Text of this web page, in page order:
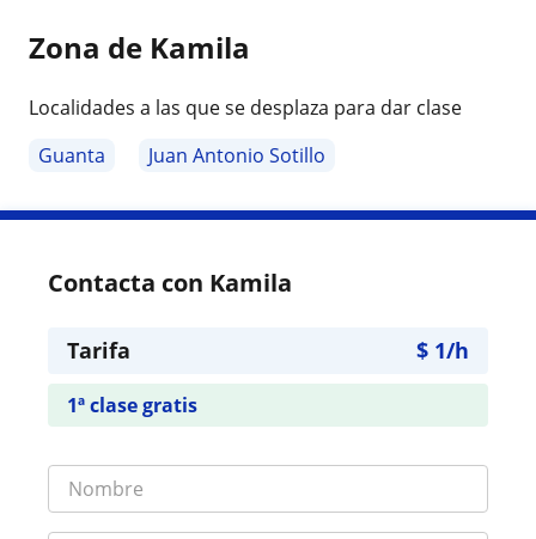
Zona de Kamila
Localidades a las que se desplaza para dar clase
Guanta
Juan Antonio Sotillo
Contacta con Kamila
Tarifa $ 1/h
1ª clase gratis